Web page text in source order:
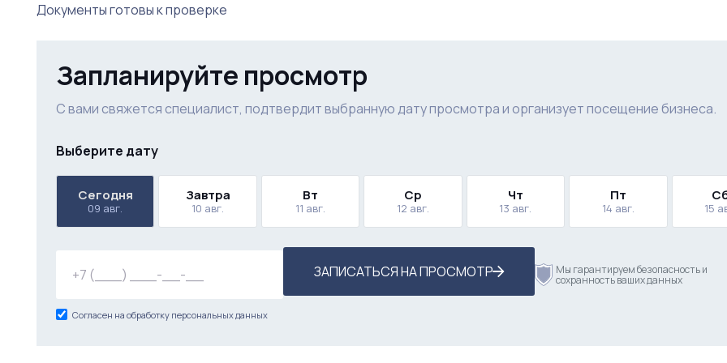
Документы готовы к проверке
Запланируйте просмотр
С вами свяжется специалист, подтвердит выбранную дату просмотра и организует посещение бизнеса.
Выберите дату
Сегодня
09 авг.
Завтра
10 авг.
Вт
11 авг.
Ср
12 авг.
Чт
13 авг.
Пт
14 авг. 15
ЗАПИСАТЬСЯ НА ПРОСМОТР Мы гарантируем безопасность и
сохранность ваших данных
Согласен на обработку персональных данных